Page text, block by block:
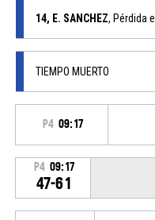
14, E. SANCHEZ, Pérdida
TIEMPO MUERTO
P4 09:17
P4 09:17
47-61